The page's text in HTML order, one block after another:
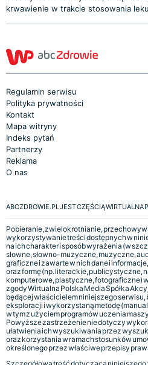
krwawienie w trakcie stosowania
Regulamin serwisu
Polityka prywatności
Kontakt
Mapa witryny
Indeks pytań
Partnerzy
Reklama
O nas
ABCZDROWIE.PL JEST CZĘŚCIĄ WIRTUALNA
Pobieranie, zwielokrotnianie,
wykorzystywanie treści dostępnych w
na ich charakter i sposób wyrażenia (w
słowne, słowno-muzyczne, muzyczne,
graficzne i zawarte w nich dane i
oraz formę (np. literackie, publicystyczne,
komputerowe, plastyczne, fotograficzne)
zgody Wirtualna Polska Media Spółka
będącej właścicielem niniejszego serwisu,
eksploracji i wykorzystaną metodę
w tym z użyciem programów uczenia
Powyższe zastrzeżenie nie dotyczy
ułatwienia ich wyszukiwania przez
oraz korzystania w ramach stosunków
określonego przez właściwe przepisy